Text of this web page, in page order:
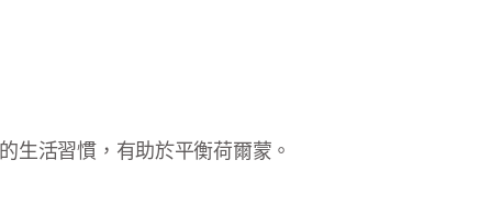
生活習慣，有助於平衡荷爾蒙。